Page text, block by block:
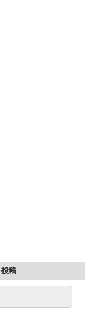
稿